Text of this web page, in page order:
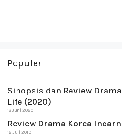
Populer
Sinopsis dan Review
Life (2020)
18 Juni 2020
Review Drama Korea
12 Juli 2019